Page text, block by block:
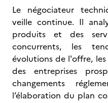
Le négociateur
veille continue. Il
produits et des
concurrents, les
évolutions de l'offre, les
des entreprises
changements
l’élaboration du plan